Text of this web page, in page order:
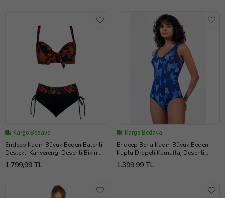
Kargo Bedava
Endeep Kadın Büyük Beden Balenli
Destekli Kahverengi Desenli Bikini
Takımı
1.799,99 TL
Kargo Bedava
Endeep Beria Kadın Büyük Beden
Kuplu Drapeli Kamuflaj Desenli
Toparlayıcı Mayo
1.399,99 TL